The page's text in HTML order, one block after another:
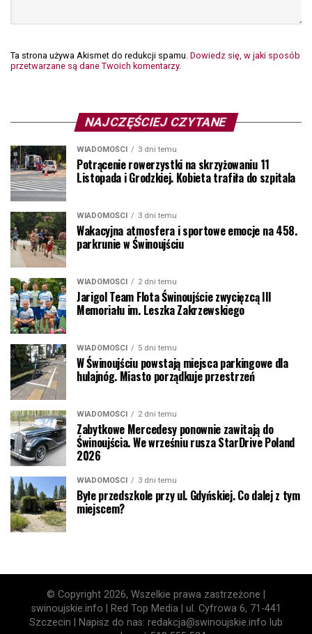
Ta strona używa Akismet do redukcji spamu. Dowiedz się, w jaki sposób
przetwarzane są dane Twoich komentarzy.
NAJCZĘŚCIEJ CZYTANE
WIADOMOŚCI 3 dni temu
Potrącenie rowerzystki na skrzyżowaniu 11
Listopada i Grodzkiej. Kobieta trafiła do szpitala
WIADOMOŚCI 3 dni temu
Wakacyjna atmosfera i sportowe emocje na 458.
parkrunie w Świnoujściu
WIADOMOŚCI 2 dni temu
Jarigol Team Flota Świnoujście zwycięzcą III
Memoriału im. Leszka Zakrzewskiego
WIADOMOŚCI 5 dni temu
W Świnoujściu powstają miejsca parkingowe dla
hulajnóg. Miasto porządkuje przestrzeń
WIADOMOŚCI 2 dni temu
Zabytkowe Mercedesy ponownie zawitają do
Świnoujścia. We wrześniu rusza StarDrive Poland
2026
WIADOMOŚCI 3 dni temu
Byłe przedszkole przy ul. Gdyńskiej. Co dalej z tym
miejscem?
© Copyright 2026, Wszelkie prawa zastrzeżone |
swinoujskie.info | Red Top Media | ul. Cyfrowa 6, 71-441
Szczecin | Napisz do nas: redakcja@swinoujskie.info lub